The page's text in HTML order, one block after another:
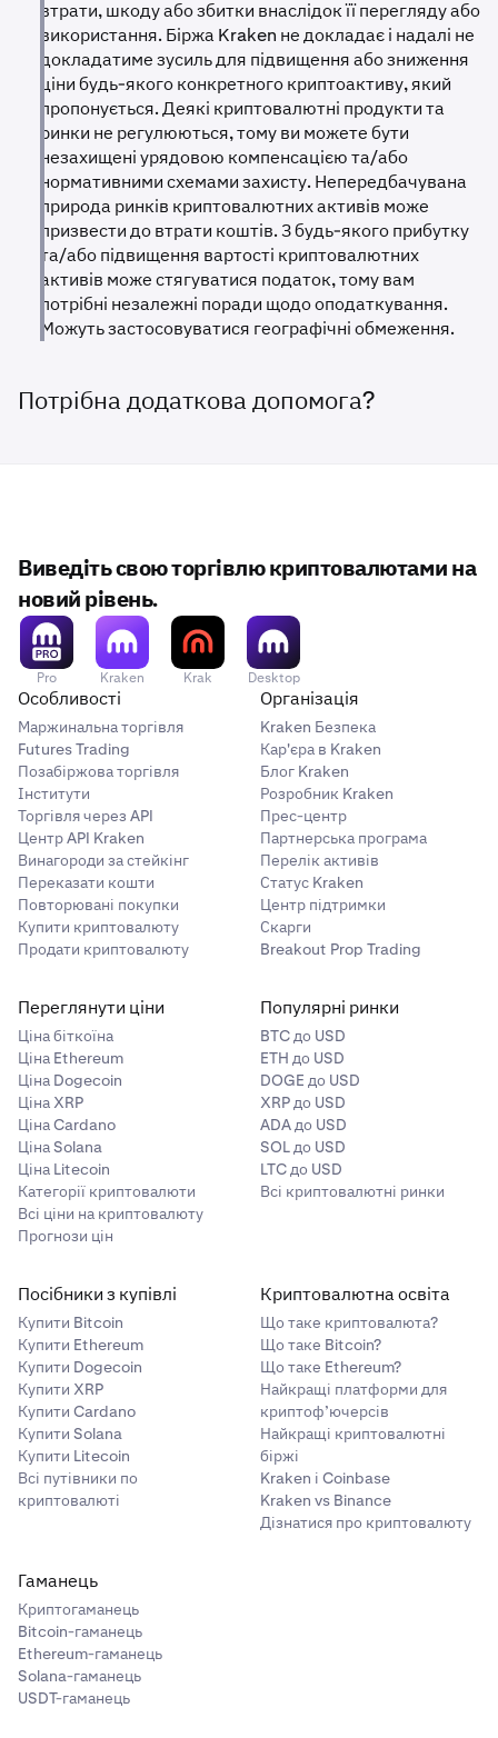
мінімальною або відсутньою.
втрати, шкоду або збитки внаслідок її перегляду або
використання. Біржа Kraken не докладає і надалі не
докладатиме зусиль для підвищення або зниження
ціни будь-якого конкретного криптоактиву, який
пропонується. Деякі криптовалютні продукти та
ринки не регулюються, тому ви можете бути
незахищені урядовою компенсацією та/або
нормативними схемами захисту. Непередбачувана
природа ринків криптовалютних активів може
призвести до втрати коштів. З будь-якого прибутку
та/або підвищення вартості криптовалютних
активів може стягуватися податок, тому вам
потрібні незалежні поради щодо оподаткування.
Можуть застосовуватися географічні обмеження.
Потрібна додаткова допомога?
Виведіть свою торгівлю криптовалютами на
новий рівень.
Pro Kraken Krak Desktop
Особливості
Маржинальна торгівля
Futures Trading
Позабіржова торгівля
Інститути
Торгівля через API
Центр API Kraken
Винагороди за стейкінг
Переказати кошти
Повторювані покупки
Купити криптовалюту
Продати криптовалюту
Організація
Kraken Безпека
Кар'єра в Kraken
Блог Kraken
Розробник Kraken
Прес-центр
Партнерська програма
Перелік активів
Статус Kraken
Центр підтримки
Скарги
Breakout Prop Trading
Переглянути ціни
Ціна біткоїна
Ціна Ethereum
Ціна Dogecoin
Ціна XRP
Ціна Cardano
Ціна Solana
Ціна Litecoin
Категорії криптовалюти
Всі ціни на криптовалюту
Прогнози цін
Популярні ринки
BTC до USD
ETH до USD
DOGE до USD
XRP до USD
ADA до USD
SOL до USD
LTC до USD
Всі криптовалютні ринки
Посібники з купівлі
Купити Bitcoin
Купити Ethereum
Купити Dogecoin
Купити XRP
Купити Cardano
Купити Solana
Купити Litecoin
Всі путівники по
криптовалюті
Криптовалютна освіта
Що таке криптовалюта?
Що таке Bitcoin?
Що таке Ethereum?
Найкращі платформи для
криптоф’ючерсів
Найкращі криптовалютні
біржі
Kraken і Coinbase
Kraken vs Binance
Дізнатися про криптовалюту
Гаманець
Криптогаманець
Bitcoin-гаманець
Ethereum-гаманець
Solana-гаманець
USDT-гаманець